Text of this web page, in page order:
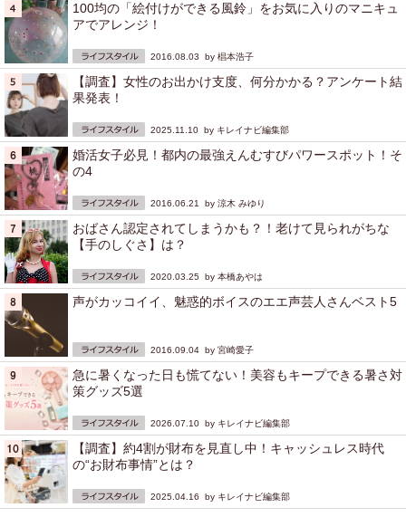
100均の「絵付けができる風鈴」をお気に入りのマニキュ
アでアレンジ！
2016.08.03 by 椙本浩子
【調査】女性のお出かけ支度、何分かかる？アンケート結
果発表！
2025.11.10 by キレイナビ編集部
婚活女子必見！都内の最強えんむすびパワースポット！そ
の4
2016.06.21 by 涼木 みゆり
おばさん認定されてしまうかも？！老けて見られがちな
【手のしぐさ】は？
2020.03.25 by 本橋あやは
声がカッコイイ、魅惑的ボイスのエエ声芸人さんベスト5
2016.09.04 by 宮崎愛子
急に暑くなった日も慌てない！美容もキープできる暑さ対
策グッズ5選
2026.07.10 by キレイナビ編集部
【調査】約4割が財布を見直し中！キャッシュレス時代
の“お財布事情”とは？
2025.04.16 by キレイナビ編集部